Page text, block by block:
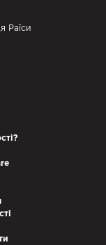
Раїси